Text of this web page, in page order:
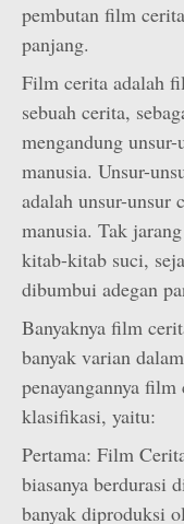
pembutan film
panjang.
Film cerita adalah
sebuah cerita,
mengandung
manusia. Unsur-
adalah unsur-unsur
manusia. Tak
kitab-kitab suci,
dibumbui adegan
Banyaknya film
banyak varian
penayangannya
klasifikasi, yaitu:
Pertama: Film
biasanya berdurasi
banyak diproduksi